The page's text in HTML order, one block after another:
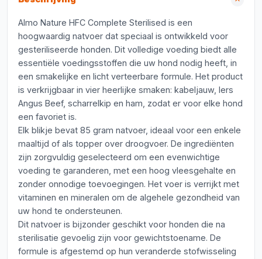
Almo Nature HFC Complete Sterilised is een
hoogwaardig natvoer dat speciaal is ontwikkeld voor
gesteriliseerde honden. Dit volledige voeding biedt alle
essentiële voedingsstoffen die uw hond nodig heeft, in
een smakelijke en licht verteerbare formule. Het product
is verkrijgbaar in vier heerlijke smaken: kabeljauw, Iers
Angus Beef, scharrelkip en ham, zodat er voor elke hond
een favoriet is.
Elk blikje bevat 85 gram natvoer, ideaal voor een enkele
maaltijd of als topper over droogvoer. De ingrediënten
zijn zorgvuldig geselecteerd om een evenwichtige
voeding te garanderen, met een hoog vleesgehalte en
zonder onnodige toevoegingen. Het voer is verrijkt met
vitaminen en mineralen om de algehele gezondheid van
uw hond te ondersteunen.
Dit natvoer is bijzonder geschikt voor honden die na
sterilisatie gevoelig zijn voor gewichtstoename. De
formule is afgestemd op hun veranderde stofwisseling